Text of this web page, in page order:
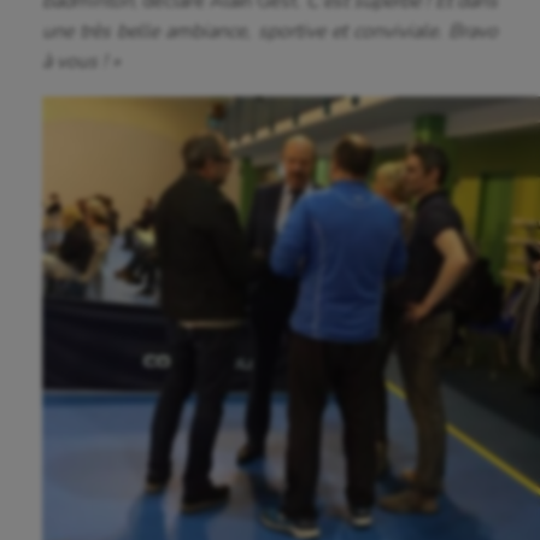
Athlétisme
Auto
Balle à la main
Ballon au poing
Baseball
Canoë-kayak
Cerf Volant
Cheerleading
une très belle ambiance, sportive et conviviale. Bravo
à vous ! »